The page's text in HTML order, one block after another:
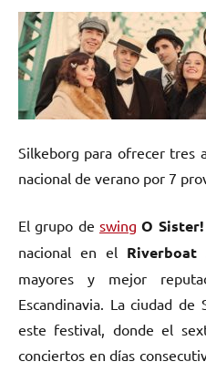
Silkeborg para ofrecer tres
nacional de verano por 7
El grupo de swing O Sister!
nacional en el Riverboat
mayores y mejor
Escandinavia. La ciudad de
este festival, donde el
conciertos en días